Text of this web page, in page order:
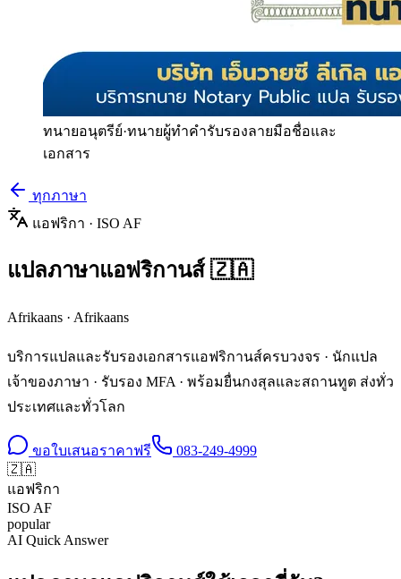
ทนายอนุตรีย์·ทนายผู้ทำคำรับรองลายมือชื่อและ
เอกสาร
ทุกภาษา
แอฟริกา · ISO AF
แปลภาษาแอฟริกานส์ 🇿🇦
Afrikaans · Afrikaans
บริการแปลและรับรองเอกสารแอฟริกานส์ครบวงจร · นักแปล
เจ้าของภาษา · รับรอง MFA · พร้อมยื่นกงสุลและสถานทูต ส่งทั่ว
ประเทศและทั่วโลก
ขอใบเสนอราคาฟรี
083-249-4999
🇿🇦
แอฟริกา
ISO AF
popular
AI Quick Answer